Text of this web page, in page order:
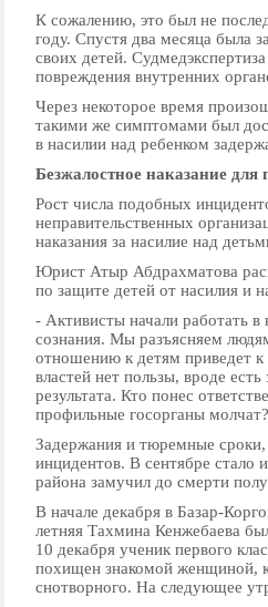
К сожалению, это был не
году. Спустя два месяца была
своих детей.
повреждения внутренних
Через некоторое время
такими же симптомами был
в насилии над ребенком
Безжалостное наказание для
Рост числа подобных
неправительственных
наказания за насилие над
Юрист Атыр Абдрахматова
по защите детей от насилия и
- Активисты начали работать
сознания. Мы разъясняем
отношению к детям приведет
властей нет пользы, вроде
результата. Кто понес
профильные госорганы молчат?
Задержания и тюремные
инцидентов. В сентябре стало
района замучил до смерти
В начале декабря в Базар-
летняя Тахмина Кенжебаева
10 декабря ученик первого
похищен знакомой женщиной,
снотворного. На следующее